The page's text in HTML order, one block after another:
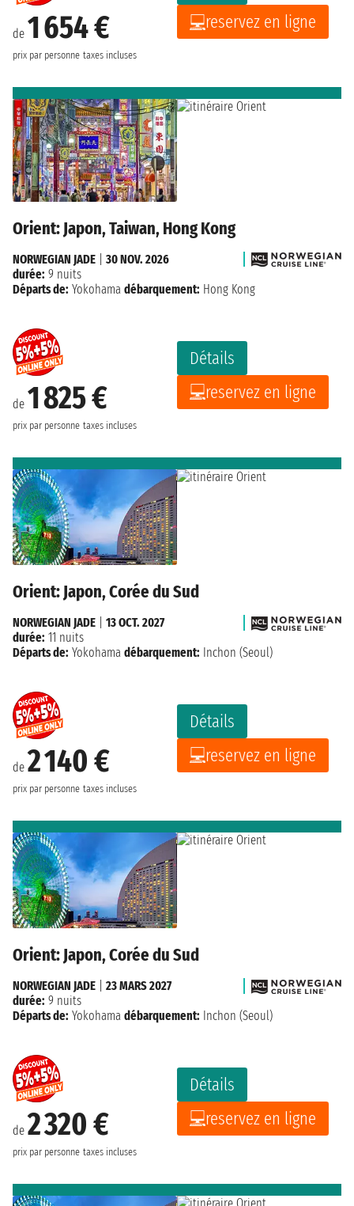
de 1 654 €
prix par personne taxes incluses
reservez en ligne
Orient: Japon, Taiwan, Hong Kong
de 1 825 €
prix par personne taxes incluses
Détails
reservez en ligne
NORWEGIAN JADE
30 NOV. 2026
durée: 9 nuits
Départs de: Yokohama débarquement: Hong Kong
Orient: Japon, Corée du Sud
de 2 140 €
prix par personne taxes incluses
Détails
reservez en ligne
NORWEGIAN JADE
13 OCT. 2027
durée: 11 nuits
Départs de: Yokohama débarquement: Inchon (Seoul)
Orient: Japon, Corée du Sud
de 2 320 €
prix par personne taxes incluses
Détails
reservez en ligne
NORWEGIAN JADE
23 MARS 2027
durée: 9 nuits
Départs de: Yokohama débarquement: Inchon (Seoul)